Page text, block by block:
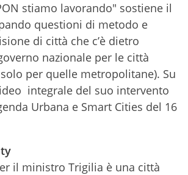
stiamo lavorando" sostiene il
questioni di metodo e
di città che c’è dietro
nazionale per le città
per quelle metropolitane). Su
integrale del suo intervento
Urbana e Smart Cities del 16
il ministro Trigilia è una città